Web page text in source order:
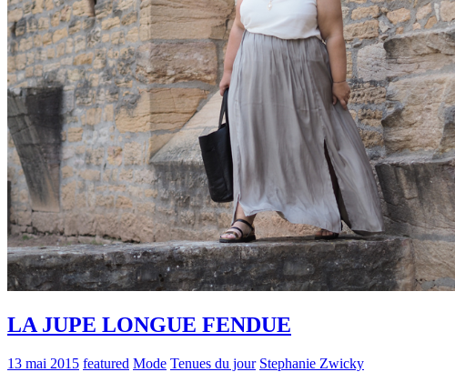
LA JUPE LONGUE FENDUE
13 mai 2015 featured Mode Tenues du jour Stephanie Zwicky